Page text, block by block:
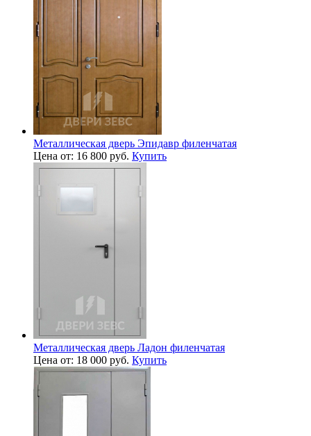
Металлическая дверь Эпидавр филенчатая
Цена от: 16 800 руб. Купить
Металлическая дверь Ладон филенчатая
Цена от: 18 000 руб. Купить